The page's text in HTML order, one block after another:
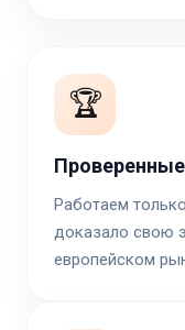
🏆
Работаем
доказало свою
европейском